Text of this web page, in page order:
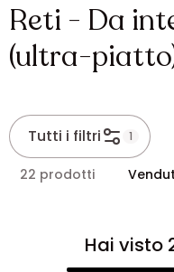
Reti - Da
(ultra-
Tutti i filtri 1
22 prodotti
Hai visto